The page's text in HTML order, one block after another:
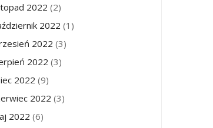
2022 (2)
2022 (1)
2022 (3)
2022 (3)
2022 (9)
2022 (3)
2022 (6)